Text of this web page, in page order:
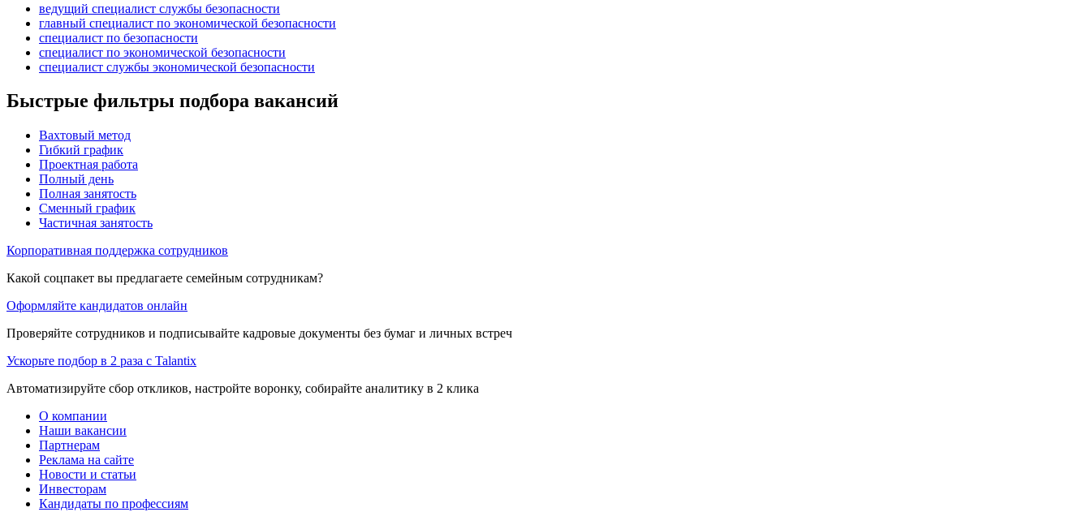
ведущий специалист службы безопасности
главный специалист по экономической безопасности
специалист по безопасности
специалист по экономической безопасности
специалист службы экономической безопасности
Быстрые фильтры подбора вакансий
Вахтовый метод
Гибкий график
Проектная работа
Полный день
Полная занятость
Сменный график
Частичная занятость
Корпоративная поддержка сотрудников
Какой соцпакет вы предлагаете семейным сотрудникам?
Оформляйте кандидатов онлайн
Проверяйте сотрудников и подписывайте кадровые документы без бумаг и личных встреч
Ускорьте подбор в 2 раза с Talantix
Автоматизируйте сбор откликов, настройте воронку, собирайте аналитику в 2 клика
О компании
Наши вакансии
Партнерам
Реклама на сайте
Новости и статьи
Инвесторам
Кандидаты по профессиям